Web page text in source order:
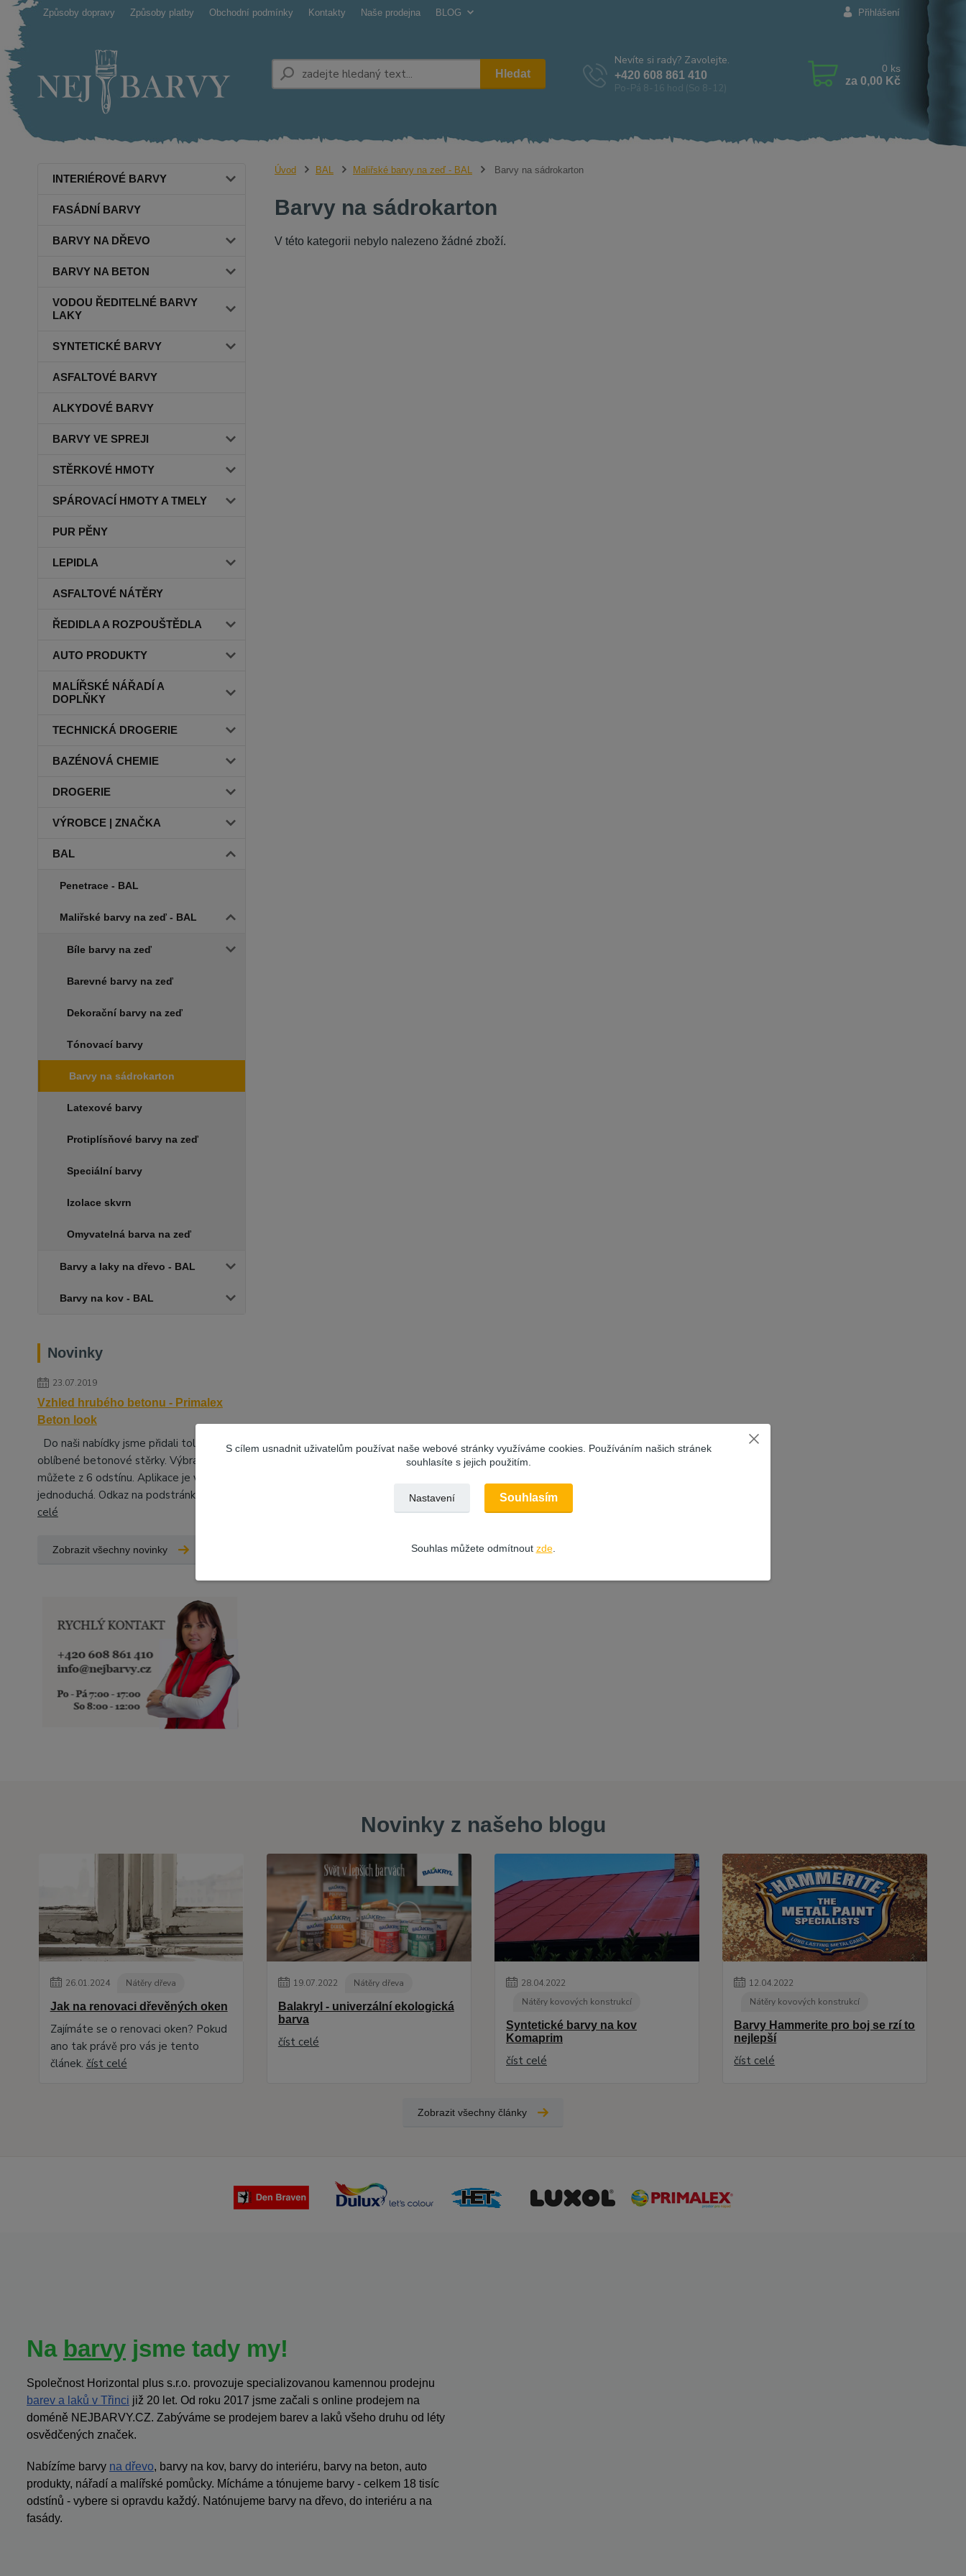
Způsoby dopravy Způsoby platby Obchodní podmínky Kontakty Naše prodejna BLOG Přihlášení
Hledat
Nevíte si rady? Zavolejte.
+420 608 861 410
Po-Pá 8-16 hod (So 8-12)
0 ks
za 0,00 Kč
INTERIÉROVÉ BARVY
FASÁDNÍ BARVY
BARVY NA DŘEVO
BARVY NA BETON
VODOU ŘEDITELNÉ BARVY
LAKY
SYNTETICKÉ BARVY
ASFALTOVÉ BARVY
ALKYDOVÉ BARVY
BARVY VE SPREJI
STĚRKOVÉ HMOTY
SPÁROVACÍ HMOTY A TMELY
PUR PĚNY
LEPIDLA
ASFALTOVÉ NÁTĚRY
ŘEDIDLA A ROZPOUŠTĚDLA
AUTO PRODUKTY
MALÍŘSKÉ NÁŘADÍ A
DOPLŇKY
TECHNICKÁ DROGERIE
BAZÉNOVÁ CHEMIE
DROGERIE
VÝROBCE | ZNAČKA
BAL
Penetrace - BAL
Maliřské barvy na zeď - BAL
Bíle barvy na zeď
Barevné barvy na zeď
Dekorační barvy na zeď
Tónovací barvy
Barvy na sádrokarton
Latexové barvy
Protiplísňové barvy na zeď
Speciální barvy
Izolace skvrn
Omyvatelná barva na zeď
Barvy a laky na dřevo - BAL
Barvy na kov - BAL
Novinky
23.07.2019
Vzhled hrubého betonu - Primalex
Beton look
Do naši nabídky jsme přidali tolik
oblíbené betonové stěrky. Výbrat si
můžete z 6 odstínu. Aplikace je velice
jednoduchá. Odkaz na podstránky, kd...
celé
Zobrazit všechny novinky
Úvod BAL Maliřské barvy na zeď - BAL Barvy na sádrokarton
Barvy na sádrokarton
V této kategorii nebylo nalezeno žádné zboží.
Novinky z našeho blogu
26.01.2024 Nátěry dřeva
Jak na renovaci dřevěných oken
Zajímáte se o renovaci oken? Pokud
ano tak právě pro vás je tento
článek. číst celé
19.07.2022 Nátěry dřeva
Balakryl - univerzální ekologická
barva
číst celé
28.04.2022
Nátěry kovových konstrukcí
Syntetické barvy na kov
Komaprim
číst celé
12.04.2022
Nátěry kovových konstrukcí
Barvy Hammerite pro boj se rzí to
nejlepší
číst celé
Zobrazit všechny články
Na barvy jsme tady my!
Společnost Horizontal plus s.r.o. provozuje specializovanou kamennou prodejnu
barev a laků v Třinci již 20 let. Od roku 2017 jsme začali s online prodejem na
doméně NEJBARVY.CZ. Zabýváme se prodejem barev a laků všeho druhu od léty
osvědčených značek.
Nabízíme barvy na dřevo, barvy na kov, barvy do interiéru, barvy na beton, auto
produkty, nářadí a malířské pomůcky. Mícháme a tónujeme barvy - celkem 18 tisíc
odstínů - vybere si opravdu každý. Natónujeme barvy na dřevo, do interiéru a na
fasády.
S cílem usnadnit uživatelům používat naše webové stránky využíváme cookies. Používáním našich stránek
souhlasíte s jejich použitím.
Nastavení Souhlasím
Souhlas můžete odmítnout zde.